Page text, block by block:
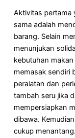
Aktivitas pertama
sama adalah
barang. Selain
menunjukan
kebutuhan
memasak sendiri
peralatan dan
tambah seru jika
mempersiapkan
dibawa.
cukup